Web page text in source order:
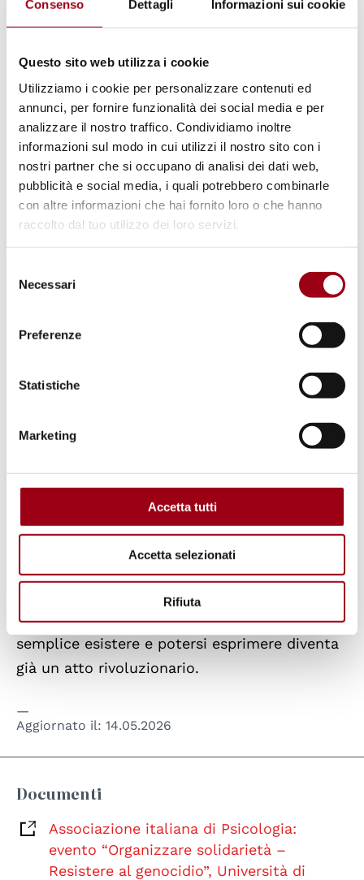
Consenso Dettagli Informazioni sui cookie
Questo sito web utilizza i cookie
Utilizziamo i cookie per personalizzare contenuti ed
annunci, per fornire funzionalità dei social media e per
analizzare il nostro traffico. Condividiamo inoltre
informazioni sul modo in cui utilizzi il nostro sito con i
nostri partner che si occupano di analisi dei dati web,
pubblicità e social media, i quali potrebbero combinarle
con altre informazioni che hai fornito loro o che hanno
raccolto dal tuo utilizzo dei loro servizi.
delNecessari
Preferenze
Statistiche
Marketing
Accetta tutti
Accetta selezionati
Rifiuta
strutture oppressive che silenziano le voci
palestinesi. Al centro dell'intervento: la
razializzazione come processo storico alla
base della Nakba e l'emergere di una vera
"industria del silenzio" che maschera la
violenza sistemica in corso.
L'accademia di fronte al genocidio
Ilgruppo CoRDA(Coordinamento Ricercat*,
Dottorando* e Assegnist* dell'Università di
Padova) rifletterà sul ruolo e le responsabilità
dell'università pubblica italiana, a partire dal
loro report sulle collaborazioni tra UNIPD e
Israele. Verrà discusso anche il boicottaggio
accademico come strumento concreto di
contrasto all'oppressione sostenuta, anche
Emancipazione e resistenza organizzata: i
movimenti giovanili palestinesi all'interno di
La dott.ssaLamia Yasin, PhD in Human rights,
society and multi-level governance, esplorerà
i movimenti giovanili palestinesi come forme
organizzate di emancipazione, narrazioni
alternative e sumud, una resistenza in cui il
semplice esistere e potersi esprimere diventa
già un atto rivoluzionario.
Aggiornato il: 14.05.2026
Documenti
Associazione italiana di Psicologia:
evento “Organizzare solidarietà –
Resistere al genocidio”, Università di